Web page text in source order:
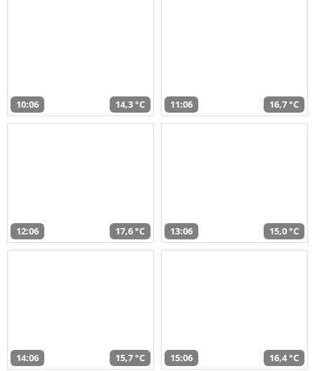
10:06 14,3 °C 11:06 16,7 °C
12:06 17,6 °C 13:06 15,0 °C
14:06 15,7 °C 15:06 16,4 °C